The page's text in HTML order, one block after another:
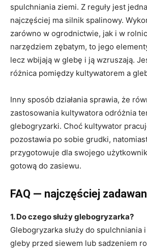
spulchniania ziemi. Z reguły jest
najczęściej ma silnik spalinowy.
zarówno w ogrodnictwie, jak i w
narzędziem zębatym, to jego
lecz wbijają w glebę i ją wzruszają.
różnica pomiędzy kultywatorem a
Inny sposób działania sprawia, że
zastosowania kultywatora odróżnia
glebogryzarki. Choć kultywator
pozostawia po sobie grudki,
przygotowuje dla swojego
gotową do zasiewu.
FAQ — najczęściej
1. Do czego służy glebogryzarka?
Glebogryzarka służy do spulchniania
gleby przed siewem lub sadzeniem